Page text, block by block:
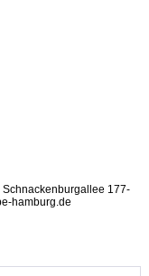
Schnackenburgallee 177-
hamburg.de